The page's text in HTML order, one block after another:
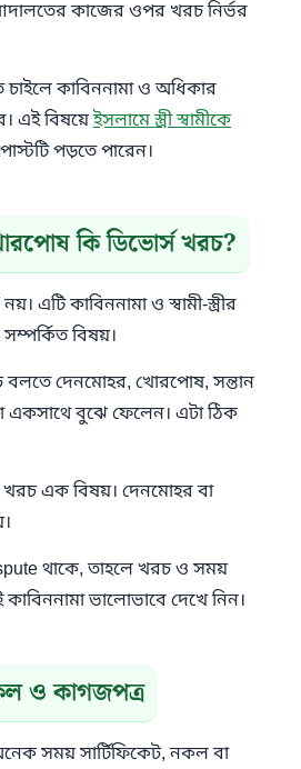
কাজের ওপর খরচ নির্ভর
চাইলে কাবিননামা ও অধিকার
এই বিষয়েইসলামে স্ত্রী স্বামীকে
পড়তে পারেন।
কি ডিভোর্স খরচ?
এটি কাবিননামা ও স্বামী-স্ত্রীর
সম্পর্কিত বিষয়।
বলতে দেনমোহর, খোরপোষ, সন্তান
একসাথে বুঝে ফেলেন। এটা ঠিক
খরচ এক বিষয়। দেনমোহর বা
থাকে, তাহলে খরচ ও সময়
ভালোভাবে দেখে নিন।
ও কাগজপত্র
সময় সার্টিফিকেট, নকল বা